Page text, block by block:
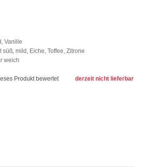
Vanille
süß, mild, Eiche, Toffee, Zitrone
weich
derzeit nicht lieferbar
Produkt bewertet